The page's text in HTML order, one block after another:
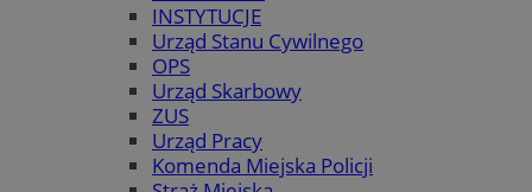
INSTYTUCJE
Urząd Stanu Cywilnego
OPS
Urząd Skarbowy
ZUS
Urząd Pracy
Komenda Miejska Policji